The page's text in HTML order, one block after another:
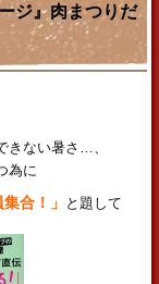
ジ』肉まつりだ
きない暑さ…、
為に
合！」 と題して